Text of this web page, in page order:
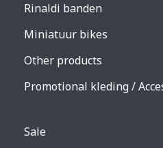
Rinaldi banden
Miniatuur bikes
Other products
Promotional kleding /
Sale